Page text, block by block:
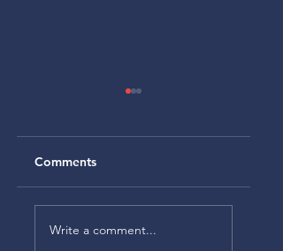
Alteração no
Anexo V da NR-22
Comments
Write a comment...